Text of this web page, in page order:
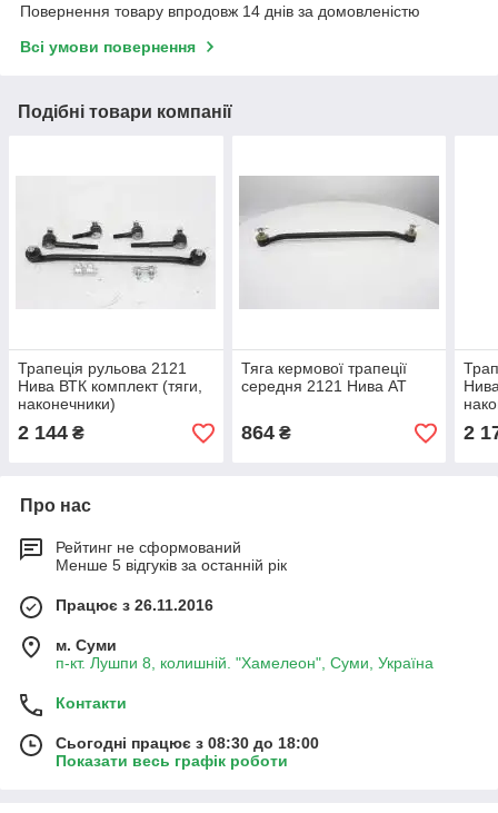
Повернення товару впродовж 14 днів за домовленістю
Всі умови повернення
Подібні товари компанії
Трапеція рульова 2121
Нива ВТК комплект (тяги,
наконечники)
2 144 ₴
Тяга кермової трапеції
середня 2121 Нива АТ
864₴ 2
Про нас
Рейтинг не сформований
Менше 5 відгуків за останній рік
Працює з 26.11.2016
м. Суми
п-кт. Лушпи 8, колишній. "Хамелеон", Суми, Україна
Контакти
Сьогодні працює з 08:30 до 18:00
Показати весь графік роботи